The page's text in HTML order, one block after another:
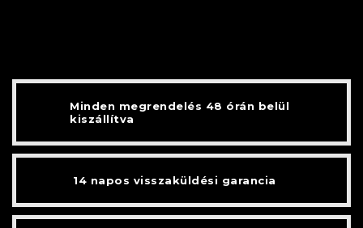
Minden megrendelés 48 órán belül
kiszállítva
14 napos visszaküldési garancia